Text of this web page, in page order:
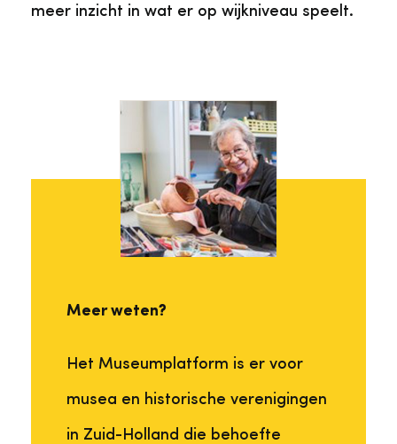
meer inzicht in wat er op wijkniveau speelt.
Meer weten?
Het Museumplatform is er voor
musea en historische verenigingen
in Zuid-Holland die behoefte